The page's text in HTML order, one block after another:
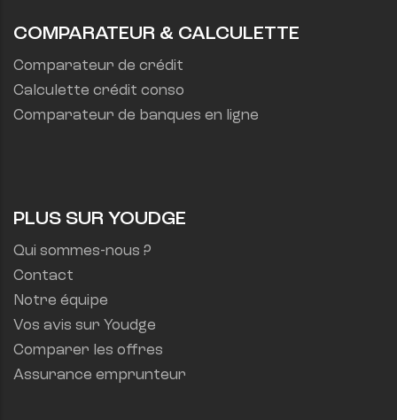
COMPARATEUR & CALCULETTE
Comparateur de crédit
Calculette crédit conso
Comparateur de banques en ligne
PLUS SUR YOUDGE
Qui sommes-nous ?
Contact
Notre équipe
Vos avis sur Youdge
Comparer les offres
Assurance emprunteur